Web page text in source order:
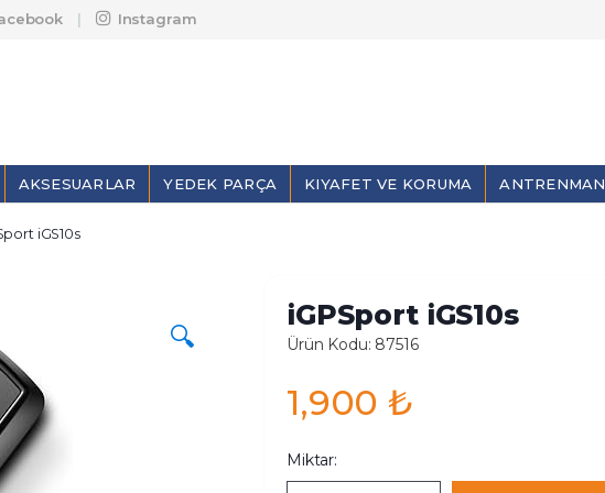
Instagram
AKSESUARLAR YEDEK PARÇA KIYAFET VE KORUMA ANTRENMAN
iGS10s
🔍
iGPSport iGS10s
Ürün Kodu: 87516
1,900 ₺
Miktar: